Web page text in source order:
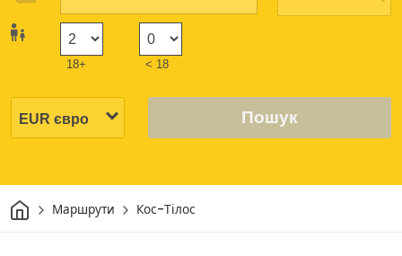
18+ < 18
Пошук
Дім Маршрути Кос-Тілос